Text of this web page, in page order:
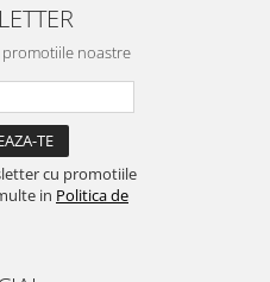
noastre
cu promotiile
in Politica de